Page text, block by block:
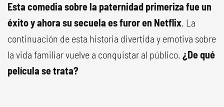
Esta comedia sobre la paternidad primeriza fue un
éxito y ahora su secuela es furor en Netflix. La
continuación de esta historia divertida y emotiva sobre
la vida familiar vuelve a conquistar al público. ¿De qué
película se trata?